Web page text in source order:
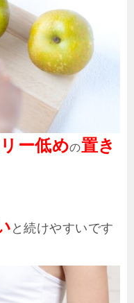
ー低めの置き
と続けやすいです